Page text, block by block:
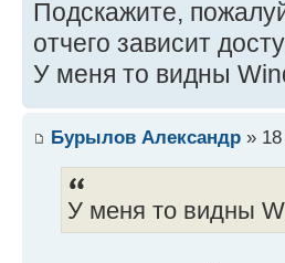
Подскажите,
отчего зависит
У меня то видны
Бурылов Александр »
У меня то видны